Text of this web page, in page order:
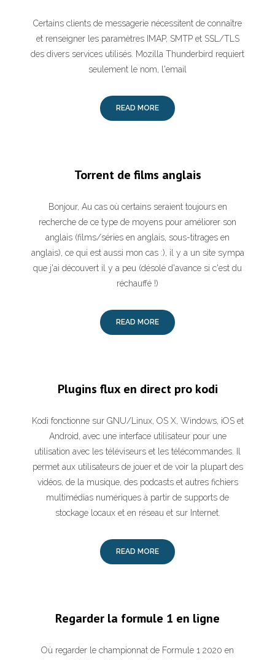
Certains clients de messagerie nécessitent de connaître
et renseigner les paramètres IMAP, SMTP et SSL/TLS
des divers services utilisés. Mozilla Thunderbird requiert
seulement le nom, l'email
READ MORE
Torrent de films anglais
Bonjour, Au cas où certains seraient toujours en
recherche de ce type de moyens pour améliorer son
anglais (films/séries en anglais, sous-titrages en
anglais), ce qui est aussi mon cas :), il y a un site sympa
que j'ai découvert il y a peu (désolé d'avance si c'est du
réchauffé !)
READ MORE
Plugins flux en direct pro kodi
Kodi fonctionne sur GNU/Linux, OS X, Windows, iOS et
Android, avec une interface utilisateur pour une
utilisation avec les téléviseurs et les télécommandes. Il
permet aux utilisateurs de jouer et de voir la plupart des
vidéos, de la musique, des podcasts et autres fichiers
multimédias numériques à partir de supports de
stockage locaux et en réseau et sur Internet.
READ MORE
Regarder la formule 1 en ligne
Où regarder le championnat de Formule 1 2020 en